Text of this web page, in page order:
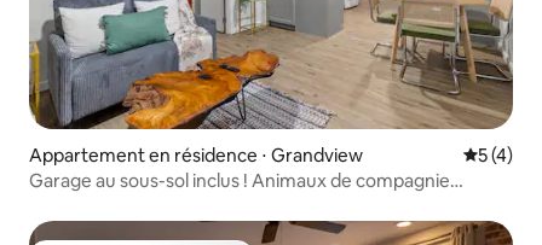
Appartement en résidence ⋅ Grandview
5 (4)
Garage au sous-sol inclus ! Animaux de compagnie